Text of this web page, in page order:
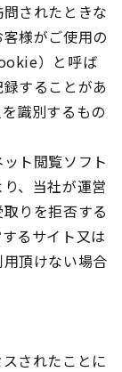
されたときな
様がご使用の
）と呼ば
することがあ
識別するもの
ト閲覧ソフト
、当社が運営
りを拒否する
るサイト又は
頂けない場合
されたことに